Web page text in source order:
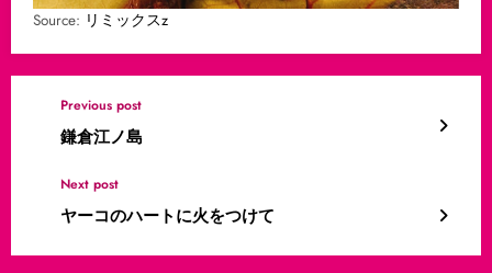
Source: リミックスz
Previous post
鎌倉江ノ島
Next post
ヤーコのハートに火をつけて